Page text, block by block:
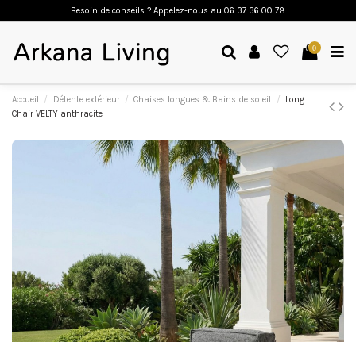
Besoin de conseils ? Appelez-nous au 06 37 36 00 78
0
Accueil Détente extérieur Chaises longues & Bains de soleil
Long
Chair VELTY anthracite